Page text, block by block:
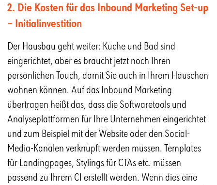
2. Die Kosten für das Inbound Marketing Set-up
– Initialinvestition
Der Hausbau geht weiter: Küche und Bad sind
eingerichtet, aber es braucht jetzt noch Ihren
persönlichen Touch, damit Sie auch in Ihrem Häuschen
wohnen können. Auf das Inbound Marketing
übertragen heißt das, dass die Softwaretools und
Analyseplattformen für Ihre Unternehmen eingerichtet
und zum Beispiel mit der Website oder den Social-
Media-Kanälen verknüpft werden müssen. Templates
für Landingpages, Stylings für CTAs etc. müssen
passend zu Ihrem CI erstellt werden. Wenn dies eine